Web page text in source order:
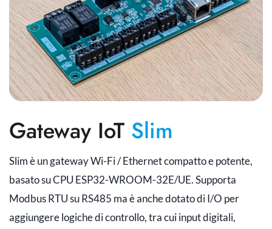
Gateway IoT Slim
Slim è un gateway Wi-Fi / Ethernet compatto e potente,
basato su CPU ESP32-WROOM-32E/UE. Supporta
Modbus RTU su RS485 ma è anche dotato di I/O per
aggiungere logiche di controllo, tra cui input digitali,